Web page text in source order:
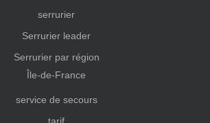
serrurier
Serrurier leader
Serrurier par région
Île-de-France
service de secours